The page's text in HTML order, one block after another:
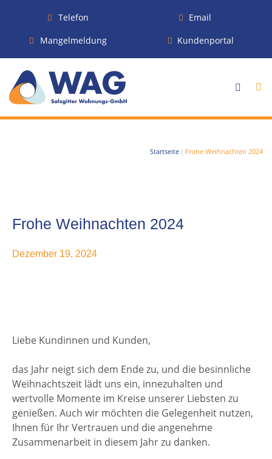
Telefon
Email
Mangelmeldung
Kundenportal
Startseite | Frohe Weihnachten 2024
Frohe Weihnachten 2024
Dezember 19, 2024
Liebe Kundinnen und Kunden,
das Jahr neigt sich dem Ende zu, und die besinnliche
Weihnachtszeit lädt uns ein, innezuhalten und
wertvolle Momente im Kreise unserer Liebsten zu
genießen. Auch wir möchten die Gelegenheit nutzen,
Ihnen für Ihr Vertrauen und die angenehme
Zusammenarbeit in diesem Jahr zu danken.